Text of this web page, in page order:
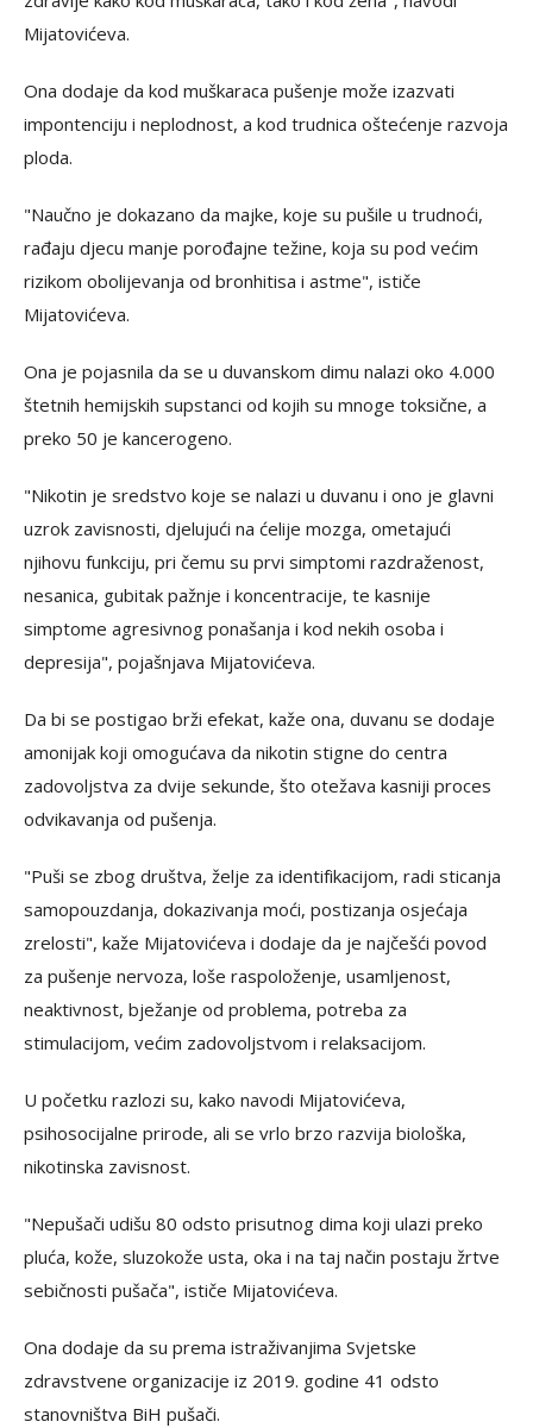
Mijatovićeva.
Ona dodaje da kod muškaraca pušenje može izazvati
impontenciju i neplodnost, a kod trudnica oštećenje razvoja
ploda.
"Naučno je dokazano da majke, koje su pušile u trudnoći,
rađaju djecu manje porođajne težine, koja su pod većim
rizikom obolijevanja od bronhitisa i astme", ističe
Mijatovićeva.
Ona je pojasnila da se u duvanskom dimu nalazi oko 4.000
štetnih hemijskih supstanci od kojih su mnoge toksične, a
preko 50 je kancerogeno.
"Nikotin je sredstvo koje se nalazi u duvanu i ono je glavni
uzrok zavisnosti, djelujući na ćelije mozga, ometajući
njihovu funkciju, pri čemu su prvi simptomi razdraženost,
nesanica, gubitak pažnje i koncentracije, te kasnije
simptome agresivnog ponašanja i kod nekih osoba i
depresija", pojašnjava Mijatovićeva.
Da bi se postigao brži efekat, kaže ona, duvanu se dodaje
amonijak koji omogućava da nikotin stigne do centra
zadovoljstva za dvije sekunde, što otežava kasniji proces
odvikavanja od pušenja.
"Puši se zbog društva, želje za identifikacijom, radi sticanja
samopouzdanja, dokazivanja moći, postizanja osjećaja
zrelosti", kaže Mijatovićeva i dodaje da je najčešći povod
za pušenje nervoza, loše raspoloženje, usamljenost,
neaktivnost, bježanje od problema, potreba za
stimulacijom, većim zadovoljstvom i relaksacijom.
U početku razlozi su, kako navodi Mijatovićeva,
psihosocijalne prirode, ali se vrlo brzo razvija biološka,
nikotinska zavisnost.
"Nepušači udišu 80 odsto prisutnog dima koji ulazi preko
pluća, kože, sluzokože usta, oka i na taj način postaju žrtve
sebičnosti pušača", ističe Mijatovićeva.
Ona dodaje da su prema istraživanjima Svjetske
zdravstvene organizacije iz 2019. godine 41 odsto
stanovništva BiH pušači.